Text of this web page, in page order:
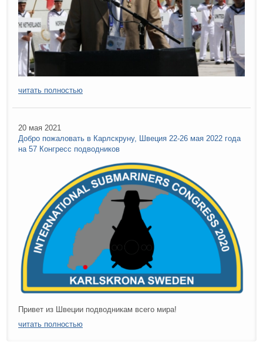
читать полностью
20 мая 2021
Добро пожаловать в Карлскруну, Швеция 22-26 мая 2022 года
на 57 Конгресс подводников
Привет из Швеции подводникам всего мира!
читать полностью